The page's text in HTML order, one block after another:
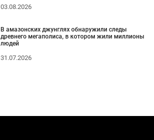
03.08.2026
В амазонских джунглях обнаружили следы
древнего мегаполиса, в котором жили миллионы
людей
31.07.2026